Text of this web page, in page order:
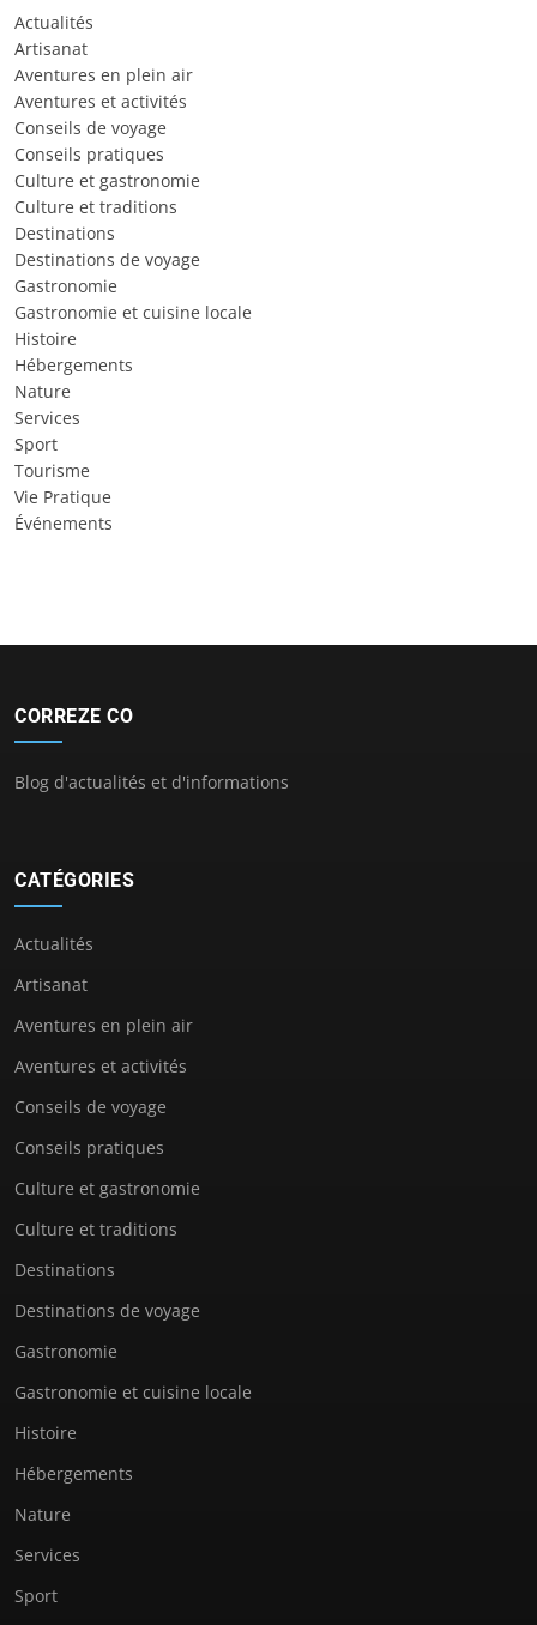
Actualités
Artisanat
Aventures en plein air
Aventures et activités
Conseils de voyage
Conseils pratiques
Culture et gastronomie
Culture et traditions
Destinations
Destinations de voyage
Gastronomie
Gastronomie et cuisine locale
Histoire
Hébergements
Nature
Services
Sport
Tourisme
Vie Pratique
Événements
CORREZE CO
Blog d'actualités et d'informations
CATÉGORIES
Actualités
Artisanat
Aventures en plein air
Aventures et activités
Conseils de voyage
Conseils pratiques
Culture et gastronomie
Culture et traditions
Destinations
Destinations de voyage
Gastronomie
Gastronomie et cuisine locale
Histoire
Hébergements
Nature
Services
Sport